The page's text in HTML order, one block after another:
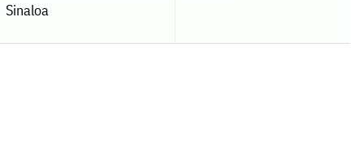
Sinaloa